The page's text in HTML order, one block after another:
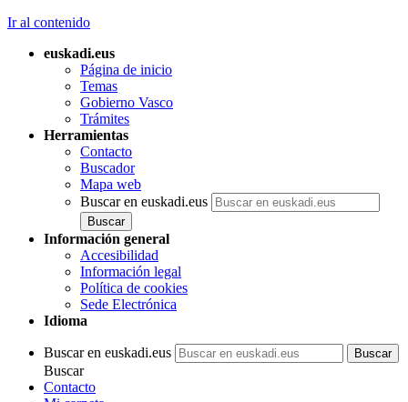
Ir al contenido
euskadi.eus
Página de inicio
Temas
Gobierno Vasco
Trámites
Herramientas
Contacto
Buscador
Mapa web
Buscar en euskadi.eus
Información general
Accesibilidad
Información legal
Política de cookies
Sede Electrónica
Idioma
Buscar en euskadi.eus
Buscar
Contacto